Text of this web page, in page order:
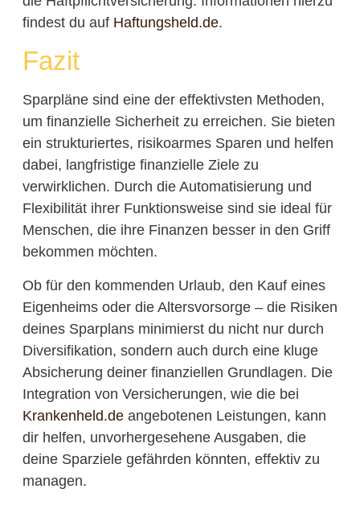
findest du auf Haftungsheld.de.
Fazit
Sparpläne sind eine der effektivsten Methoden,
um finanzielle Sicherheit zu erreichen. Sie bieten
ein strukturiertes, risikoarmes Sparen und helfen
dabei, langfristige finanzielle Ziele zu
verwirklichen. Durch die Automatisierung und
Flexibilität ihrer Funktionsweise sind sie ideal für
Menschen, die ihre Finanzen besser in den Griff
bekommen möchten.
Ob für den kommenden Urlaub, den Kauf eines
Eigenheims oder die Altersvorsorge – die Risiken
deines Sparplans minimierst du nicht nur durch
Diversifikation, sondern auch durch eine kluge
Absicherung deiner finanziellen Grundlagen. Die
Integration von Versicherungen, wie die bei
Krankenheld.deangebotenen Leistungen, kann
dir helfen, unvorhergesehene Ausgaben, die
deine Sparziele gefährden könnten, effektiv zu
managen.